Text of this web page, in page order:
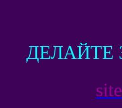
ДЕЛАЙТЕ